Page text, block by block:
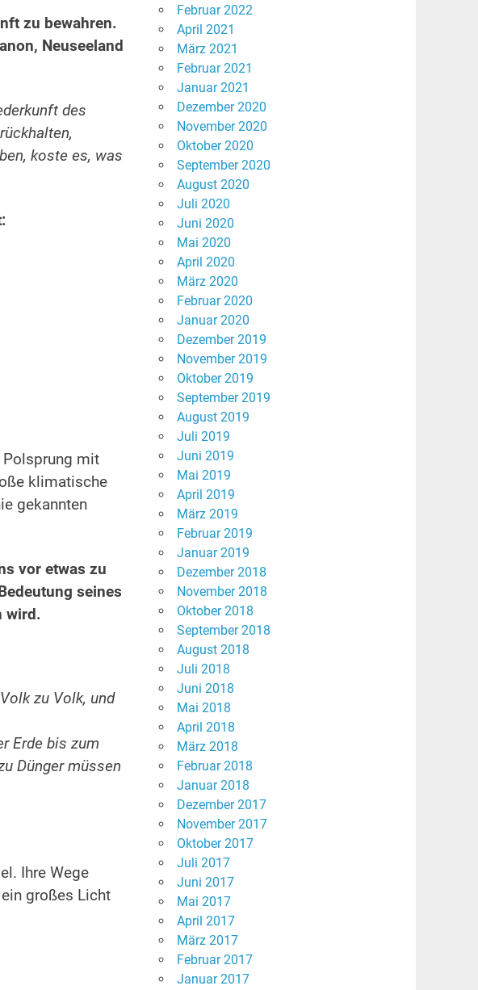
zu bewahren.
Neuseeland
des
koste es, was
Polsprung mit
klimatische
gekannten
vor etwas zu
seines
wird.
zu Volk, und
Erde bis zum
Dünger müssen
Ihre Wege
großes Licht
Februar 2022
April 2021
März 2021
Februar 2021
Januar 2021
Dezember 2020
November 2020
Oktober 2020
September 2020
August 2020
Juli 2020
Juni 2020
Mai 2020
April 2020
März 2020
Februar 2020
Januar 2020
Dezember 2019
November 2019
Oktober 2019
September 2019
August 2019
Juli 2019
Juni 2019
Mai 2019
April 2019
März 2019
Februar 2019
Januar 2019
Dezember 2018
November 2018
Oktober 2018
September 2018
August 2018
Juli 2018
Juni 2018
Mai 2018
April 2018
März 2018
Februar 2018
Januar 2018
Dezember 2017
November 2017
Oktober 2017
Juli 2017
Juni 2017
Mai 2017
April 2017
März 2017
Februar 2017
Januar 2017